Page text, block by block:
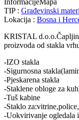
TIP : Građevinski
Lokacija : Bosna i
KRISTAL
proizvoda od stakla
-IZO stakla
-Sigurnosna
-Pjeskarena stakla
-Staklene obloge za
-Tuš kabine
-Staklo
-Uokvirivanje ogledala